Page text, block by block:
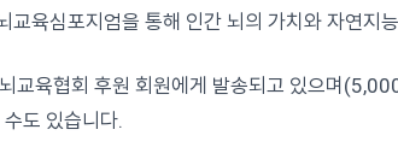
교육심포지엄을 통해 인간 뇌의 가치와 자연지
교육협회 후원 회원에게 발송되고 있으며
도 있습니다.